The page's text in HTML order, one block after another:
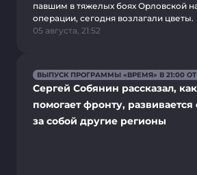
павшим в тяжелых боях Орловской
операции, сегодня возлагали цветы.
05 августа, 21:52
ВЫПУСК ПРОГРАММЫ «ВРЕМЯ» В 21:00 ОТ
Сергей Собянин рассказал,
помогает фронту, развивается
за собой другие регионы